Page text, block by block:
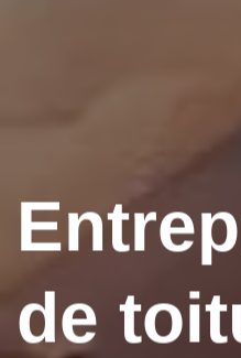
de